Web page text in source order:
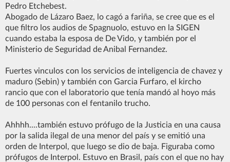
Pedro Etchebest.
Abogado de Lázaro Baez, lo cagó a fariña, se cree que es el
que filtro los audios de Spagnuolo, estuvo en la SIGEN
cuando estaba la esposa de De Vido, y también por el
Ministerio de Seguridad de Anibal Fernandez.
Fuertes vinculos con los servicios de inteligencia de chavez y
maduro (Sebin) y también con Garcia Furfaro, el kircho
rancio que con el laboratorio que tenía mandó al hoyo más
de 100 personas con el fentanilo trucho.
Ahhhh....también estuvo prófugo de la Justicia en una causa
por la salida ilegal de una menor del país y se emitió una
orden de Interpol, que luego se dio de baja. Figuraba como
prófugos de Interpol. Estuvo en Brasil, país con el que no hay